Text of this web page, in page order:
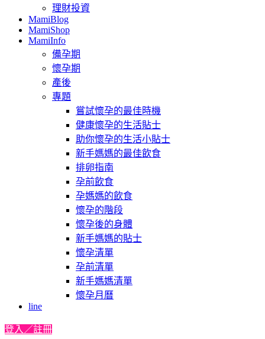
理財投資
MamiBlog
MamiShop
MamiInfo
備孕期
懷孕期
產後
專題
嘗試懷孕的最佳時機
健康懷孕的生活貼士
助你懷孕的生活小貼士
新手媽媽的最佳飲食
排卵指南
孕前飲食
孕媽媽的飲食
懷孕的階段
懷孕後的身體
新手媽媽的貼士
懷孕清單
孕前清單
新手媽媽清單
懷孕月曆
line
登入／註冊